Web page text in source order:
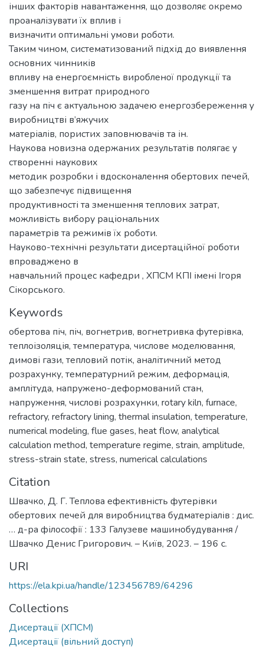
інших факторів навантаження, що дозволяє окремо
проаналізувати їх вплив і
визначити оптимальні умови роботи.
Таким чином, систематизований підхід до виявлення
основних чинників
впливу на енергоємність виробленої продукції та
зменшення витрат природного
газу на піч є актуальною задачею енергозбереження у
виробництві в’яжучих
матеріалів, пористих заповнювачів та ін.
Наукова новизна одержаних результатів полягає у
створенні наукових
методик розробки і вдосконалення обертових печей,
що забезпечує підвищення
продуктивності та зменшення теплових затрат,
можливість вибору раціональних
параметрів та режимів їх роботи.
Науково-технічні результати дисертаційної роботи
впроваджено в
навчальний процес кафедри , ХПСМ КПІ імені Ігоря
Сікорського.
Keywords
обертова піч, піч, вогнетрив, вогнетривка футерівка,
теплоізоляція, температура, числове моделювання,
димові гази, тепловий потік, аналітичний метод
розрахунку, температурний режим, деформація,
амплітуда, напружено-деформований стан,
напруження, числові розрахунки, rotary kiln, furnace,
refractory, refractory lining, thermal insulation, temperature,
numerical modeling, flue gases, heat flow, analytical
calculation method, temperature regime, strain, amplitude,
stress-strain state, stress, numerical calculations
Citation
Швачко, Д. Г. Теплова ефективність футерівки
обертових печей для виробництва будматеріалів : дис.
… д-ра філософії : 133 Галузеве машинобудування /
Швачко Денис Григорович. – Київ, 2023. – 196 с.
URI
https://ela.kpi.ua/handle/123456789/64296
Collections
Дисертації (ХПСМ)
Дисертації (вільний доступ)